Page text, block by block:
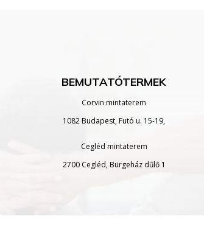
BEMUTATÓTERMEK
Corvin mintaterem
1082 Budapest, Futó u. 15-19,
Cegléd mintaterem
2700 Cegléd, Bürgeház dűlő 1